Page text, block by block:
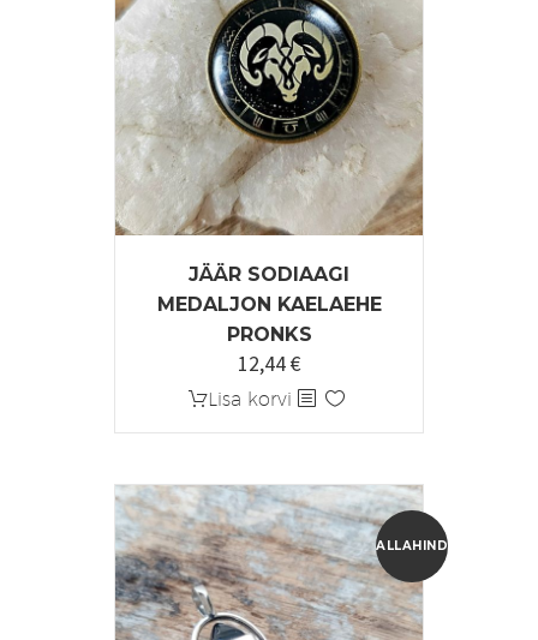
JÄÄR SODIAAGI
MEDALJON KAELAEHE
PRONKS
Algne
hind
12,44€Praegune
hind
Lisa korvi
ALLAHINDLUS!